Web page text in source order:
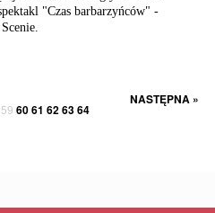
"Czas barbarzyńców" -
6061 626364
NASTĘPNA »